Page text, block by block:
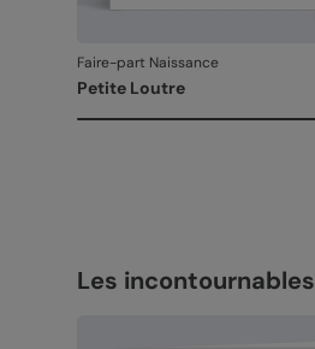
Faire-part Naissance
Petite Loutre
Les incontournables